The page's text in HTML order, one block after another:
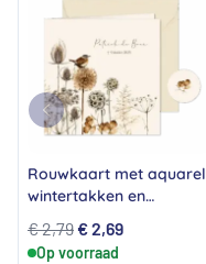
Rouwkaart met aquarel
wintertakken en
€2,79 Oorspronkelijke
prijs
€2,69Huidige
Op voorraad